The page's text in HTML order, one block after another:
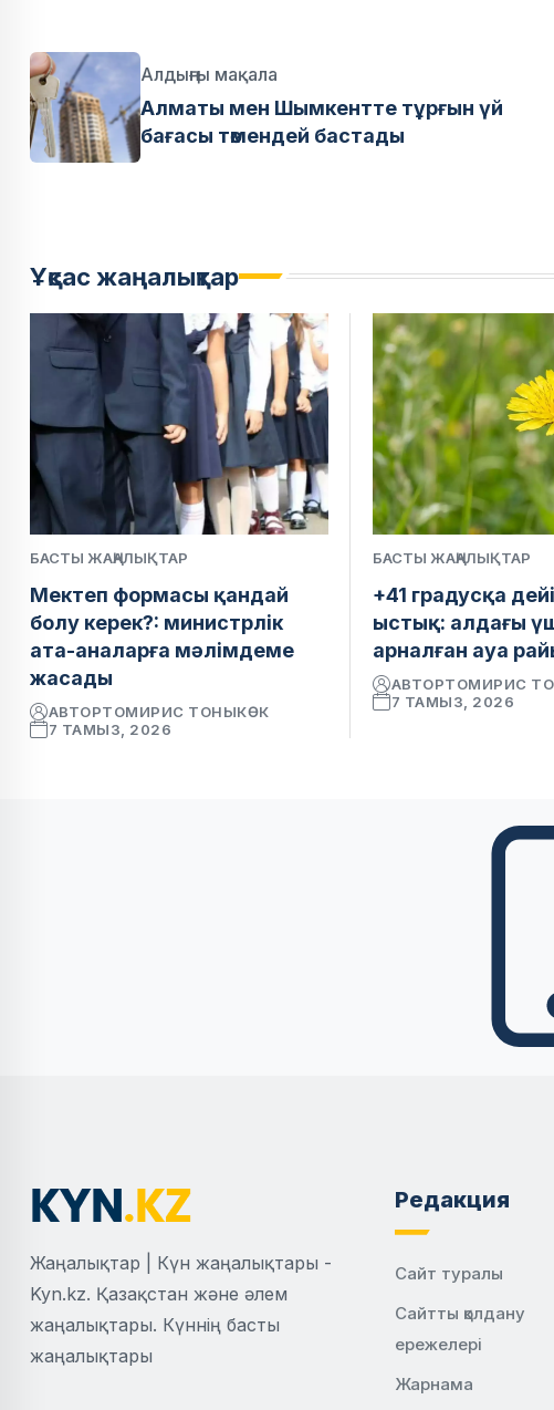
Алдыңғы мақала
Алматы мен Шымкентте тұрғын үй
бағасы төмендей бастады
Ұқсас жаңалықтар
БАСТЫ ЖАҢАЛЫҚТАР
Мектеп формасы қандай
болу керек?: министрлік
ата-аналарға мәлімдеме
жасады
АВТОРТОМИРИС ТОНЫКӨК
7 ТАМЫЗ, 2026
БАСТЫ ЖАҢАЛЫҚТАР
+41 градусқа
ыстық: алдағы
арналған ауа
АВТОРТОМИРИС
7 ТАМЫЗ, 2026
Жаңалықтар | Күн жаңалықтары -
Kyn.kz. Қазақстан және әлем
жаңалықтары. Күннің басты
жаңалықтары
Редакция
Сайт туралы
Сайтты қолдану
ережелері
Жарнама